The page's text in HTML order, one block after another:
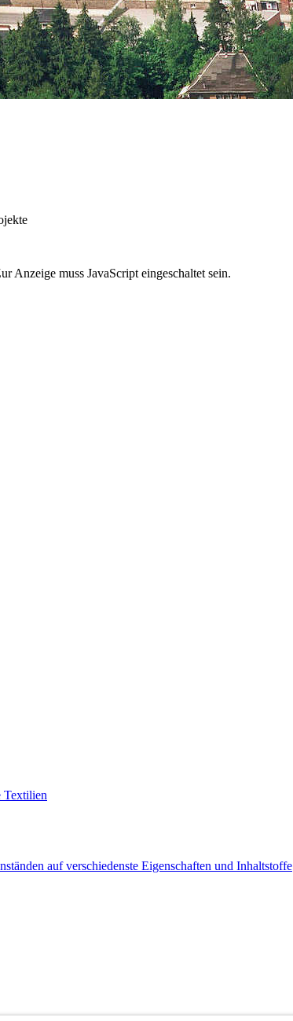
Anzeige muss JavaScript eingeschaltet sein.
Textilien
auf verschiedenste Eigenschaften und Inhaltstoffe